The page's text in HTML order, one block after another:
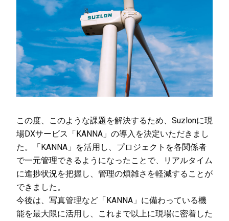
この度、このような課題を解決するため、Suzlonに現
場DXサービス「KANNA」の導入を決定いただきまし
た。「KANNA」を活用し、プロジェクトを各関係者
で一元管理できるようになったことで、リアルタイム
に進捗状況を把握し、管理の煩雑さを軽減することが
できました。
今後は、写真管理など「KANNA」に備わっている機
能を最大限に活用し、これまで以上に現場に密着した